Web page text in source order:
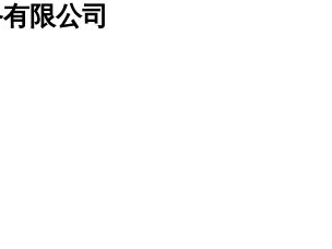
限公司